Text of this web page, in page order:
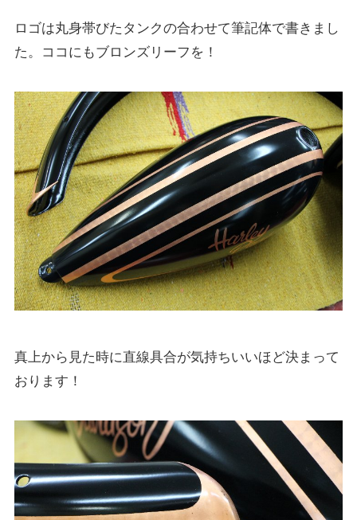
ロゴは丸身帯びたタンクの合わせて筆記体で書きまし
た。ココにもブロンズリーフを！
真上から見た時に直線具合が気持ちいいほど決まって
おります！